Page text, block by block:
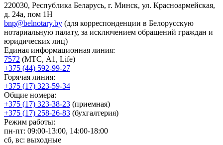
220030, Республика Беларусь, г. Минск, ул. Красноармейская,
д. 24а, пом 1Н
bnp@belnotary.by (для корреспонденции в Белорусскую
нотариальную палату, за исключением обращений граждан и
юридических лиц)
Единая информационная линия:
7572 (МТС, A1, Life)
+375 (44) 592-99-27
Горячая линия:
+375 (17) 323-59-34
Общие номера:
+375 (17) 323-38-23 (приемная)
+375 (17) 258-26-83 (бухгалтерия)
Режим работы:
пн-пт: 09:00-13:00, 14:00-18:00
сб, вс: выходные